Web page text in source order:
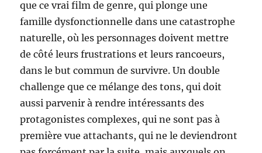
que ce vrai film de genre, qui plonge une
famille dysfonctionnelle dans une catastrophe
naturelle, où les personnages doivent mettre
de côté leurs frustrations et leurs rancoeurs,
dans le but commun de survivre. Un double
challenge que ce mélange des tons, qui doit
aussi parvenir à rendre intéressants des
protagonistes complexes, qui ne sont pas à
première vue attachants, qui ne le deviendront